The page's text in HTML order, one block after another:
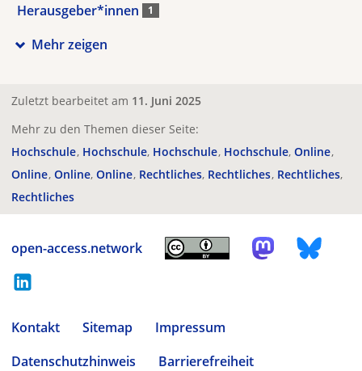
Herausgeber*innen 1
Mehr zeigen
Zuletzt bearbeitet am 11. Juni 2025
Mehr zu den Themen dieser Seite:
Hochschule Hochschule Hochschule Hochschule Online
Online Online Online Rechtliches Rechtliches Rechtliches
Rechtliches
open-access.network
Kontakt Sitemap
Impressum
Datenschutzhinweis
Barrierefreiheit